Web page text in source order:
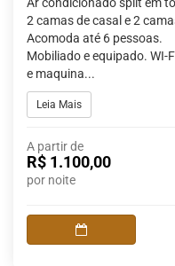
2 camas de casal e 2
Acomoda até 6 pessoas.
Mobiliado e equipado. WI-
e maquina...
Leia Mais
A partir de
R$ 1.100,00
por noite